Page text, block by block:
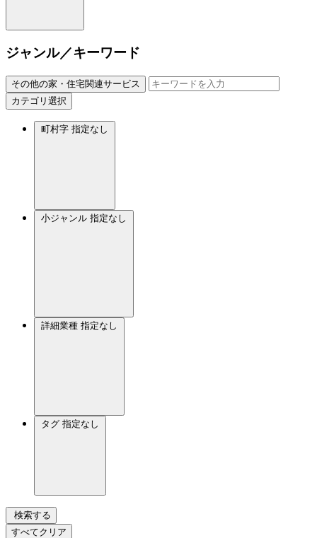
ジャンル／キーワード
その他の家・住宅関連サービス
カテゴリ選択
町村字 指定なし
小ジャンル 指定なし
詳細業種 指定なし
タグ 指定なし
検索する
すべてクリア